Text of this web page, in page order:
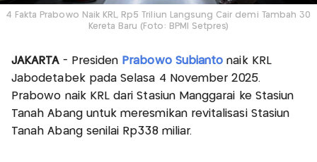
4 Fakta Prabowo Naik KRL, Rp5 Triliun Langsung Cair demi Tambah 30
Kereta Baru (Foto: BPMI Setpres)
JAKARTA - Presiden Prabowo Subianto naik KRL
Jabodetabek pada Selasa 4 November 2025.
Prabowo naik KRL dari Stasiun Manggarai ke Stasiun
Tanah Abang untuk meresmikan revitalisasi Stasiun
Tanah Abang senilai Rp338 miliar.